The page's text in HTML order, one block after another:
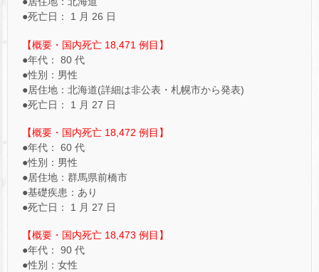
●死亡日： 1 月 26 日
【概要・国内死亡 18,471 例目】
●年代： 80 代
●性別：男性
●居住地：北海道(詳細は非公表・札幌市から発表)
●死亡日： 1 月 27 日
【概要・国内死亡 18,472 例目】
●年代： 60 代
●性別：男性
●居住地：群馬県前橋市
●基礎疾患：あり
●死亡日： 1 月 27 日
【概要・国内死亡 18,473 例目】
●年代： 90 代
●性別：女性